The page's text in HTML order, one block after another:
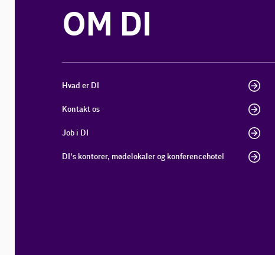
OM DI
Hvad er DI
Kontakt os
Job i DI
DI's kontorer, mødelokaler og konferencehotel